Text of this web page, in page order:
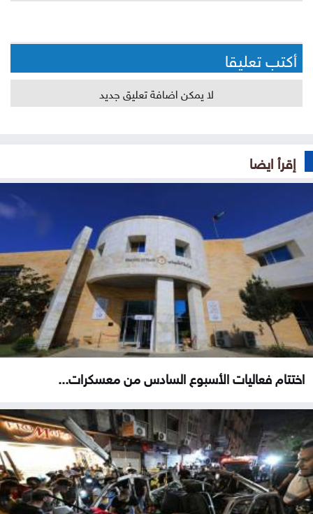
أكتب تعليقا
لا يمكن اضافة تعليق جديد
إقرأ ايضا
اختتام فعاليات الأسبوع السادس من معسكرات...